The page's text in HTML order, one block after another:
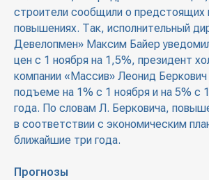
строители сообщили о предстоящих
повышениях. Так, исполнительный
Девелопмен» Максим Байер
цен с 1 ноября на 1,5%, президент
компании «Массив» Леонид
подъеме на 1% с 1 ноября и на 5% с
года. По словам Л. Берковича,
в соответствии с экономическим
ближайшие три года.
Прогнозы